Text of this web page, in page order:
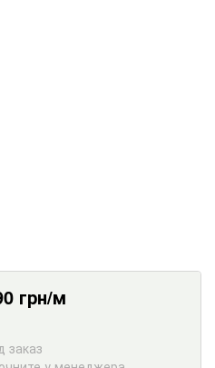
грн/м
заказ